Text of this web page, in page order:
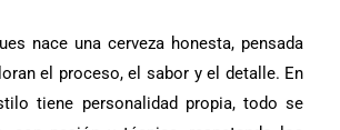
nace una cerveza honesta, pensada
el proceso, el sabor y el detalle. En
tiene personalidad propia, todo se